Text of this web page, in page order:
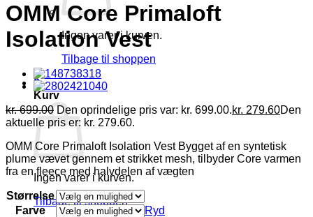
Ingen varer i kurven.
Tilbage til shoppen
0
Kurv
Ingen varer i kurven.
Tilbage til shoppen
OMM Core Primaloft
Isolation Vest
kr.699.00 Den oprindelige pris var: kr. 699.00.kr. 279.60Den
aktuelle pris er: kr. 279.60.
OMM Core Primaloft Isolation Vest Bygget af en syntetisk
plume vævet gennem et strikket mesh, tilbyder Core varmen
fra en fleece med halvdelen af vægten
Størrelse
Farve
Ryd